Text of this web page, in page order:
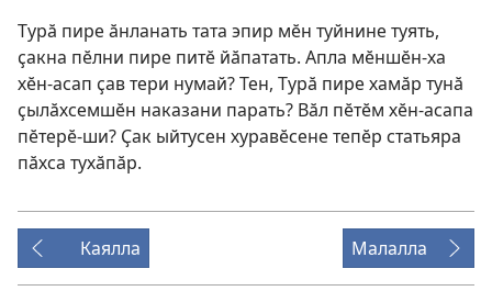
Турӑ пире ӑнланать тата эпир мӗн туйнине туять,
ҫакна пӗлни пире питӗ йӑпатать. Апла мӗншӗн-ха
хӗн-асап ҫав тери нумай? Тен, Турӑ пире хамӑр тунӑ
ҫылӑхсемшӗн наказани парать? Вӑл пӗтӗм хӗн-асапа
пӗтерӗ-ши? Ҫак ыйтусен хуравӗсене тепӗр статьяра
пӑхса тухӑпӑр.
Каялла Малалла